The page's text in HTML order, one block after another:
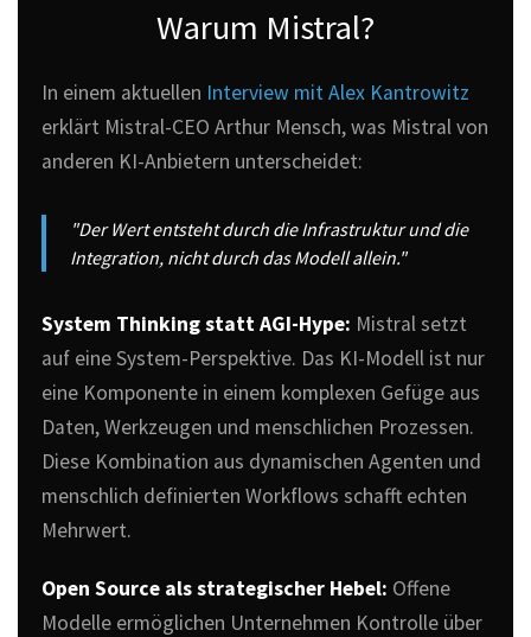
Warum Mistral?
In einem aktuellen Interview mit Alex Kantrowitz
erklärt Mistral-CEO Arthur Mensch, was Mistral von
anderen KI-Anbietern unterscheidet:
"Der Wert entsteht durch die Infrastruktur und die
Integration, nicht durch das Modell allein."
System Thinking statt AGI-Hype: Mistral setzt
auf eine System-Perspektive. Das KI-Modell ist nur
eine Komponente in einem komplexen Gefüge aus
Daten, Werkzeugen und menschlichen Prozessen.
Diese Kombination aus dynamischen Agenten und
menschlich definierten Workflows schafft echten
Mehrwert.
Open Source als strategischer Hebel: Offene
Modelle ermöglichen Unternehmen Kontrolle über